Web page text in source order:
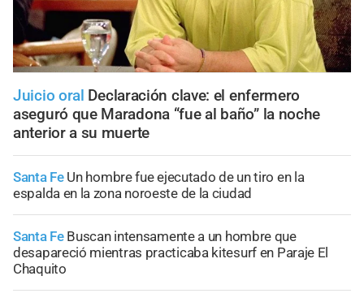
Juicio oral Declaración clave: el enfermero
aseguró que Maradona “fue al baño” la noche
anterior a su muerte
Santa Fe Un hombre fue ejecutado de un tiro en la
espalda en la zona noroeste de la ciudad
Santa Fe Buscan intensamente a un hombre que
desapareció mientras practicaba kitesurf en Paraje El
Chaquito